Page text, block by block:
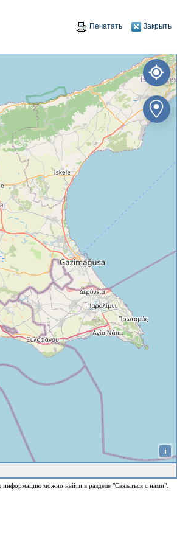
Печатать Закрыть
i
можно найти в разделе "Связаться с нами".